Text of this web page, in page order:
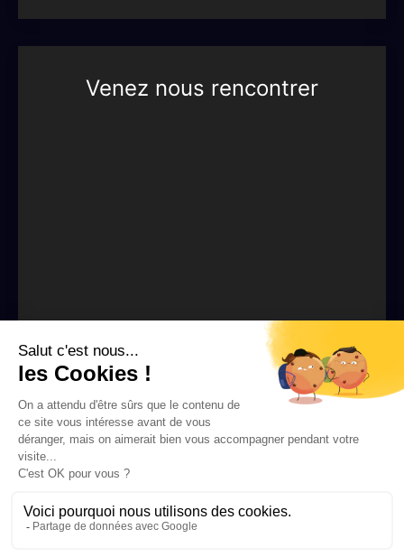
Venez nous rencontrer
Suivez-nous
Linkedin